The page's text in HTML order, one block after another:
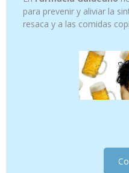
PINE- FLORES DE BACH 24 20 ML
para prevenir y aliviar la
resaca y a las comidas